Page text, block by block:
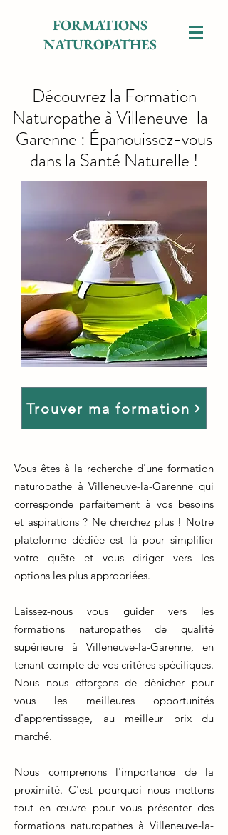
FORMATIONS
NATUROPATHES
Découvrez la Formation
Naturopathe à Villeneuve-la-
Garenne : Épanouissez-vous
dans la Santé Naturelle !
Trouver ma formation
Vous êtes à la recherche d'une formation
naturopathe à Villeneuve-la-Garenne qui
corresponde parfaitement à vos besoins
et aspirations ? Ne cherchez plus ! Notre
plateforme dédiée est là pour simplifier
votre quête et vous diriger vers les
options les plus appropriées.
Laissez-nous vous guider vers les
formations naturopathes de qualité
supérieure à Villeneuve-la-Garenne, en
tenant compte de vos critères spécifiques.
Nous nous efforçons de dénicher pour
vous les meilleures opportunités
d'apprentissage, au meilleur prix du
marché.
Nous comprenons l'importance de la
proximité. C'est pourquoi nous mettons
tout en œuvre pour vous présenter des
formations naturopathes à Villeneuve-la-